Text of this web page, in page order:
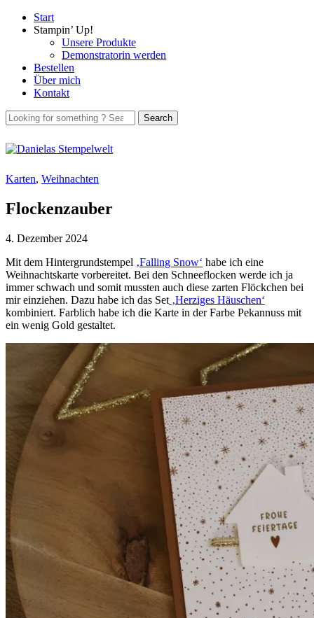
Start
Stampin’ Up!
Unsere Produkte
Demonstratorin werden
Bestellen
Über mich
Kontakt
Karten, Weihnachten
Flockenzauber
4. Dezember 2024
Mit dem Hintergrundstempel ‚Falling Snow‘ habe ich eine
Weihnachtskarte vorbereitet. Bei den Schneeflocken werde ich ja
immer schwach und somit mussten auch diese zarten Flöckchen bei
mir einziehen. Dazu habe ich das Set ‚Herziges Häuschen‘
kombiniert. Farblich habe ich die Karte in der Farbe Pekannuss mit
ein wenig Gold gestaltet.